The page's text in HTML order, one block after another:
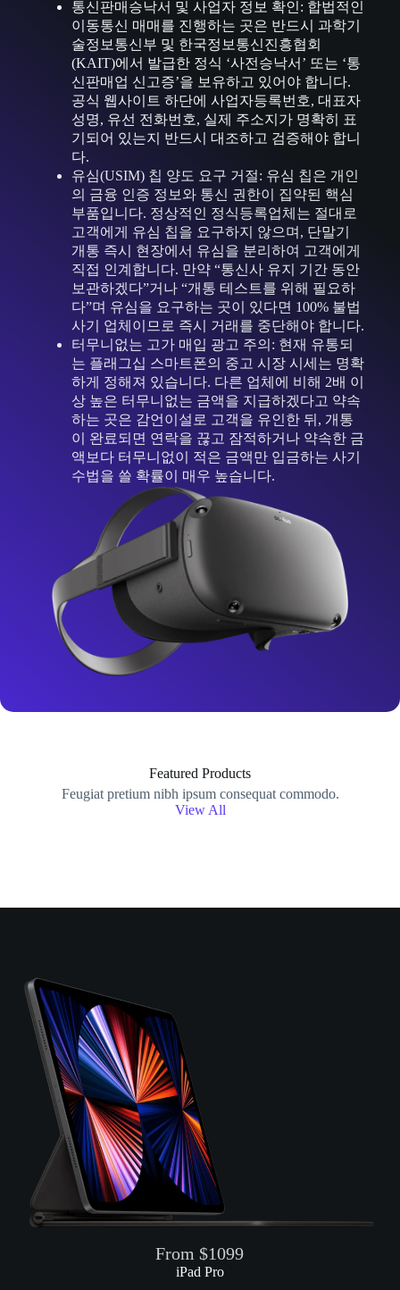
통신판매승낙서 및 사업자 정보 확인: 합법적인
이동통신 매매를 진행하는 곳은 반드시 과학기
술정보통신부 및 한국정보통신진흥협회
(KAIT)에서 발급한 정식 ‘사전승낙서’ 또는 ‘통
신판매업 신고증’을 보유하고 있어야 합니다.
공식 웹사이트 하단에 사업자등록번호, 대표자
성명, 유선 전화번호, 실제 주소지가 명확히 표
기되어 있는지 반드시 대조하고 검증해야 합니
다.
유심(USIM) 칩 양도 요구 거절: 유심 칩은 개인
의 금융 인증 정보와 통신 권한이 집약된 핵심
부품입니다. 정상적인 정식등록업체는 절대로
고객에게 유심 칩을 요구하지 않으며, 단말기
개통 즉시 현장에서 유심을 분리하여 고객에게
직접 인계합니다. 만약 “통신사 유지 기간 동안
보관하겠다”거나 “개통 테스트를 위해 필요하
다”며 유심을 요구하는 곳이 있다면 100% 불법
사기 업체이므로 즉시 거래를 중단해야 합니다.
터무니없는 고가 매입 광고 주의: 현재 유통되
는 플래그십 스마트폰의 중고 시장 시세는 명확
하게 정해져 있습니다. 다른 업체에 비해 2배 이
상 높은 터무니없는 금액을 지급하겠다고 약속
하는 곳은 감언이설로 고객을 유인한 뒤, 개통
이 완료되면 연락을 끊고 잠적하거나 약속한 금
액보다 터무니없이 적은 금액만 입금하는 사기
수법을 쓸 확률이 매우 높습니다.
Featured Products
Feugiat pretium nibh ipsum consequat commodo.
View All
From $1099
iPad Pro